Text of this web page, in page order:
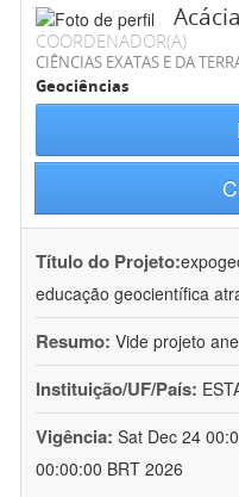
COORDENADOR(A)
CIÊNCIAS EXATAS E DA
Geociências
Título do Projeto:
educação geocientífica
Resumo: Vide projeto
Instituição/UF/País:
Vigência: Sat Dec 24
00:00:00 BRT 2026